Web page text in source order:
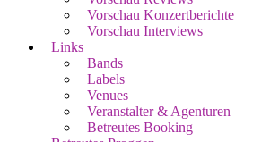
Vorschau Konzertberichte
Vorschau Interviews
Links
Bands
Labels
Venues
Veranstalter & Agenturen
Betreutes Booking